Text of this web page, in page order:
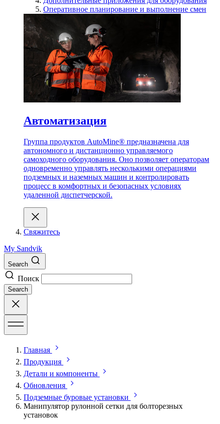
Оперативное планирование и выполнение смен
Автоматизация
Группа продуктов AutoMine® предназначена для
автономного и дистанционно управляемого
самоходного оборудования. Оно позволяет операторам
одновременно управлять несколькими операциями
подземных и наземных машин и контролировать
процесс в комфортных и безопасных условиях
удаленной диспетчерской.
Свяжитесь
My Sandvik
Search
Поиск
Search
Главная
Продукция
Детали и компоненты
Обновления
Подземные буровые установки
Манипулятор рулонной сетки для болторезных
установок